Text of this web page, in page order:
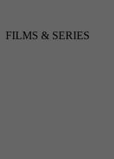
FILMS & SERIES